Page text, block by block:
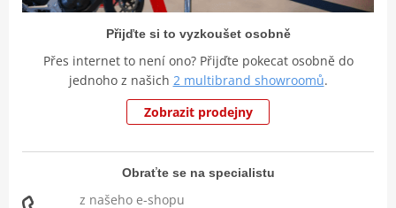
Přijďte si to vyzkoušet osobně
Přes internet to není ono? Přijďte pokecat osobně do
jednoho z našich 2 multibrand showroomů.
Zobrazit prodejny
Obraťte se na specialistu
z našeho e-shopu